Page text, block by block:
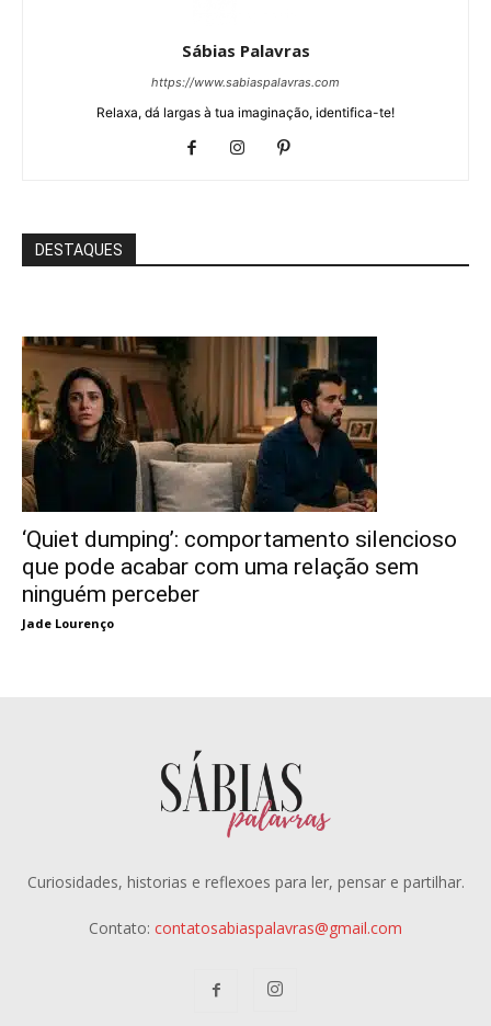
Sábias Palavras
https://www.sabiaspalavras.com
Relaxa, dá largas à tua imaginação, identifica-te!
DESTAQUES
‘Quiet dumping’: comportamento silencioso
que pode acabar com uma relação sem
ninguém perceber
Jade Lourenço
Curiosidades, historias e reflexoes para ler, pensar e partilhar.
Contato: contatosabiaspalavras@gmail.com